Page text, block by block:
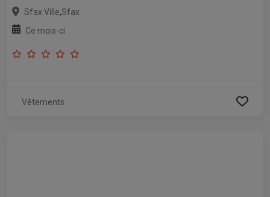
Sfax Ville,Sfax
Ce mois-ci
Vêtements